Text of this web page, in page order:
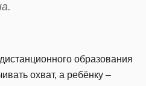
образования
охват, а ребёнку –